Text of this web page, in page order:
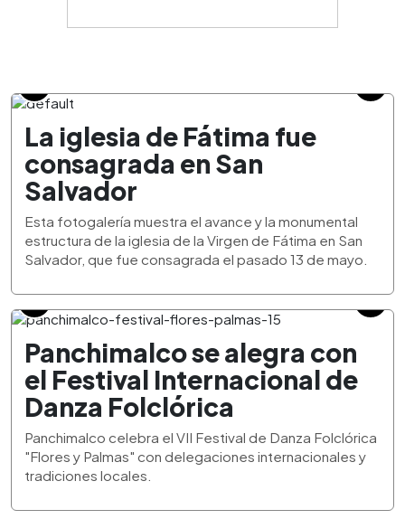
La iglesia de Fátima fue
consagrada en San
Salvador
Esta fotogalería muestra el avance y la monumental
estructura de la iglesia de la Virgen de Fátima en San
Salvador, que fue consagrada el pasado 13 de mayo.
Panchimalco se alegra con
el Festival Internacional de
Danza Folclórica
Panchimalco celebra el VII Festival de Danza Folclórica
"Flores y Palmas" con delegaciones internacionales y
tradiciones locales.